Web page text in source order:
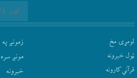
لومړۍ مخ
ټول خبرونه
قرآني کارونه
زمونږ
مونږ
‫خبرونه